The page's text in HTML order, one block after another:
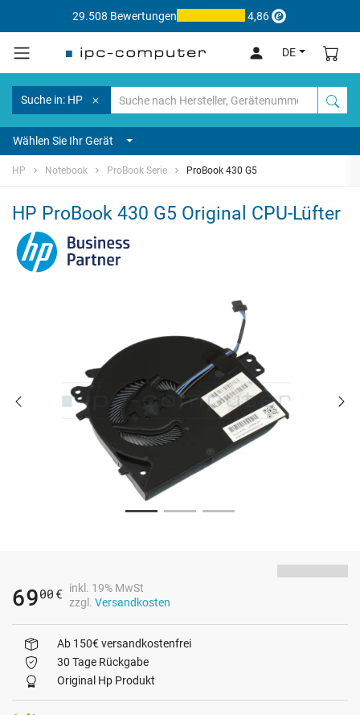
29.508 Bewertungen 4,86
DE
Suche in: HP
Wählen Sie Ihr Gerät
HP Notebook ProBook Serie ProBook 430 G5
HP ProBook 430 G5 Original CPU-Lüfter
6900 €
inkl. 19% MwSt
zzgl. Versandkosten
Ab 150€ versandkostenfrei
30 Tage Rückgabe
Original Hp Produkt